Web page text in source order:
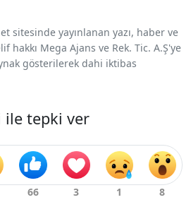
sitesinde yayınlanan yazı, haber ve
hakkı Mega Ajans ve Rek. Tic. A.Ş'ye
gösterilerek dahi iktibas
ile tepki ver